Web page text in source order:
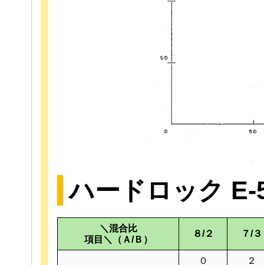
ハードロック
＼混合比
項目＼（Ａ/Ｂ）
８/２ ７/３
０ ２